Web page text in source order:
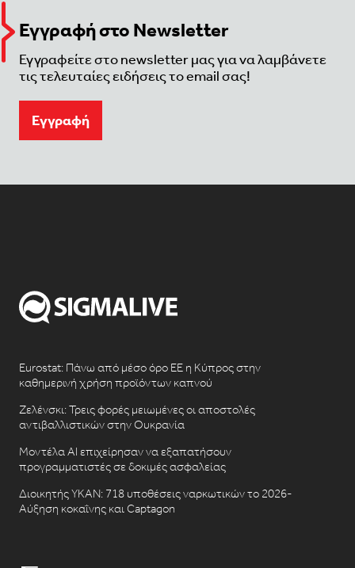
Εγγραφή στο Newsletter
Εγγραφείτε στο newsletter μας για να λαμβάνετε
τις τελευταίες ειδήσεις το email σας!
Eγγραφή
Eurostat: Πάνω από μέσο όρο ΕΕ η Κύπρος στην
καθημερινή χρήση προϊόντων καπνού
Ζελένσκι: Τρεις φορές μειωμένες οι αποστολές
αντιβαλλιστικών στην Ουκρανία
Μοντέλα AI επιχείρησαν να εξαπατήσουν
προγραμματιστές σε δοκιμές ασφαλείας
Διοικητής ΥΚΑΝ: 718 υποθέσεις ναρκωτικών το 2026-
Αύξηση κοκαΐνης και Captagon